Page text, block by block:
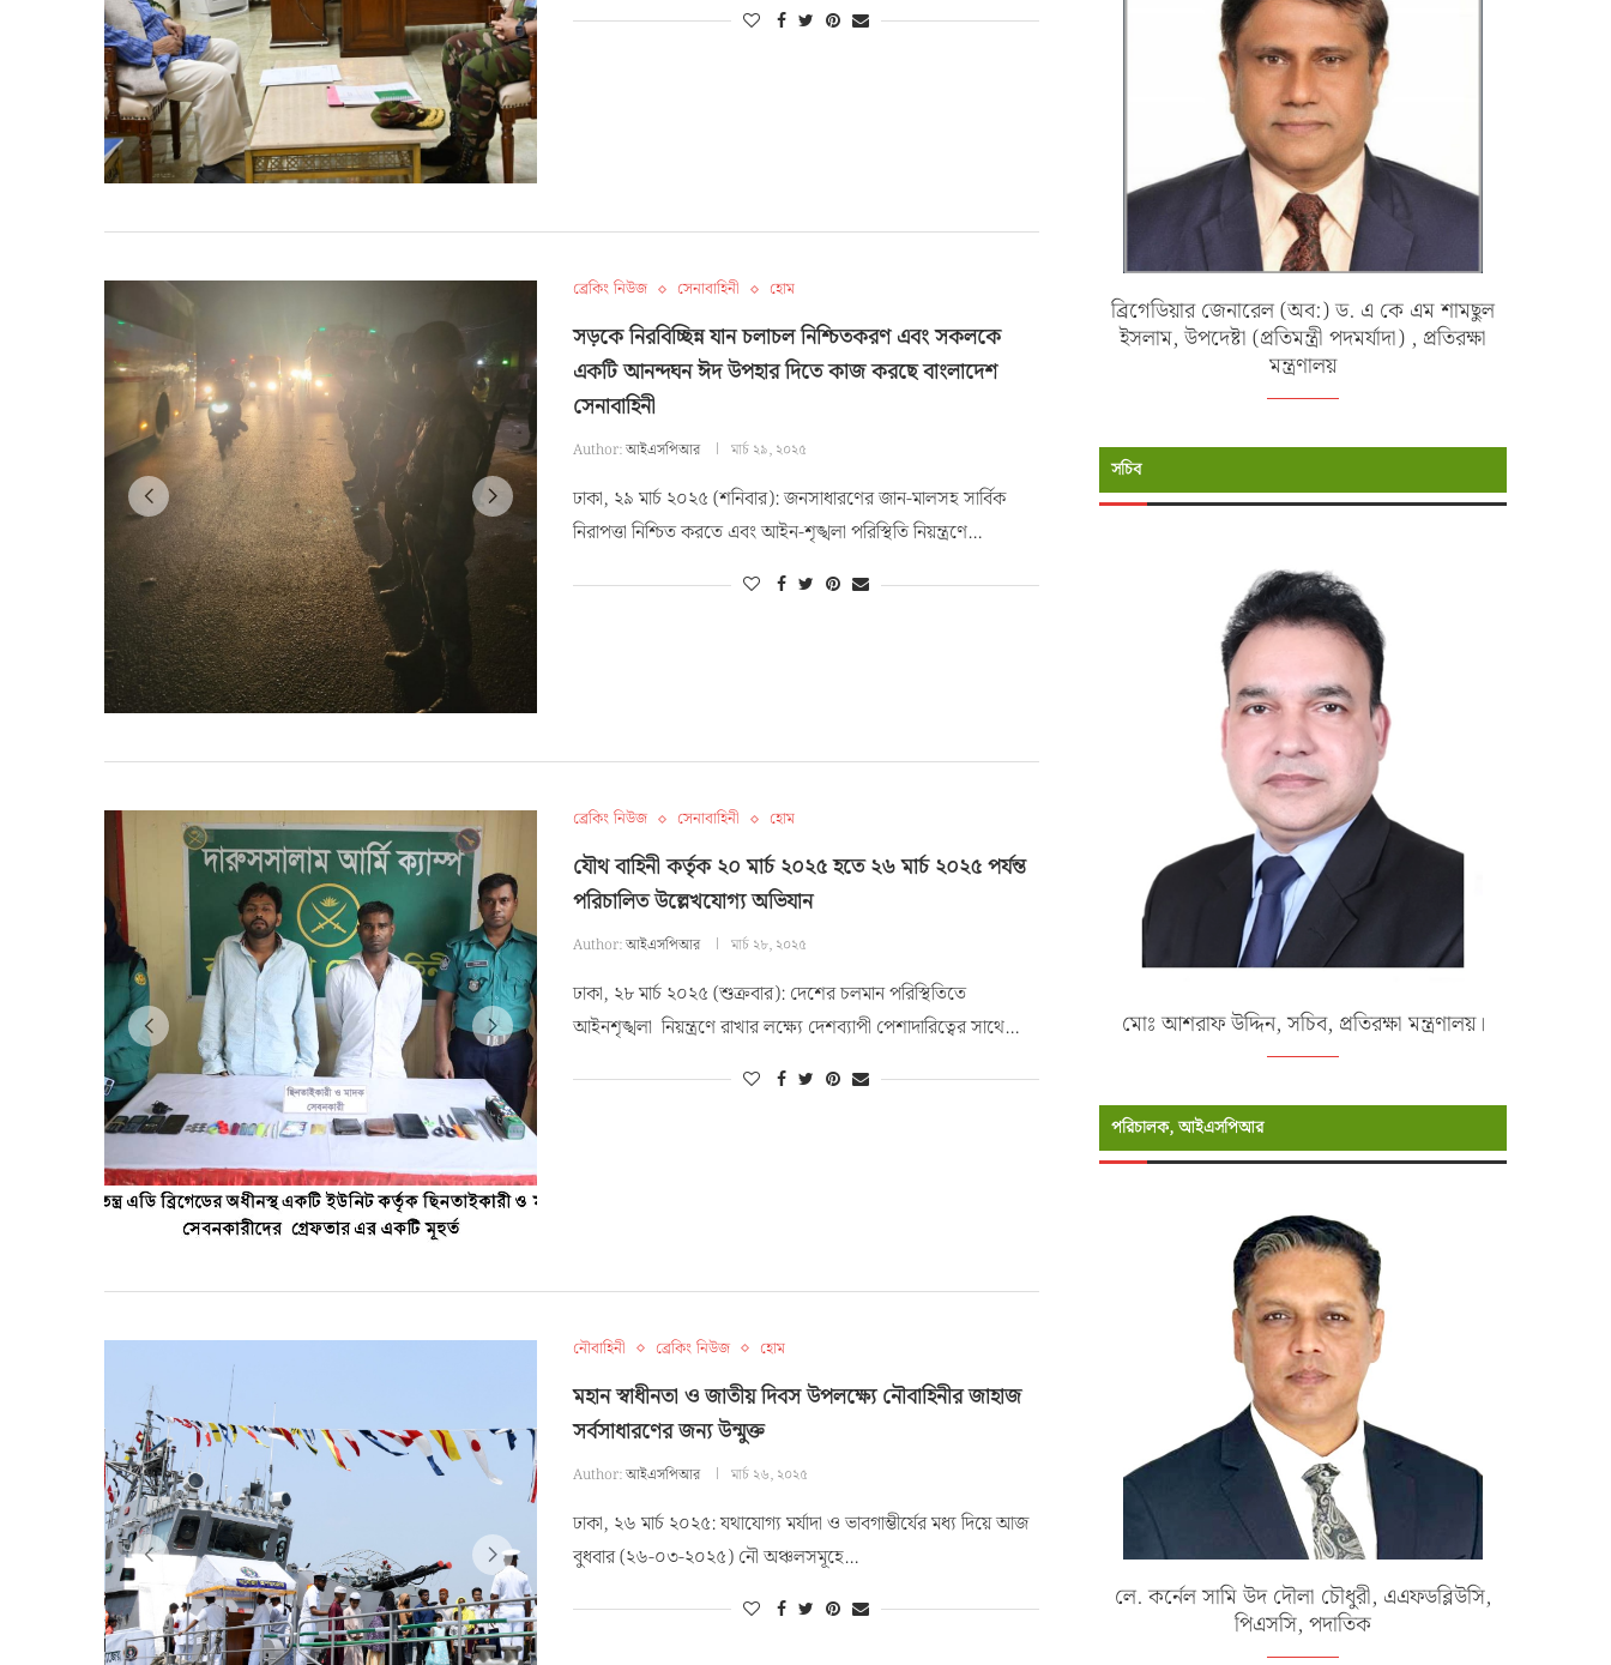
ব্রেকিং নিউজ সেনাবাহিনী হোম
সড়কে নিরবিচ্ছিন্ন যান চলাচল নিশ্চিতকরণ এবং সকলকে
একটি আনন্দঘন ঈদ উপহার দিতে কাজ করছে বাংলাদেশ
সেনাবাহিনী
Author:আইএসপিআর মার্চ ২৯, ২০২৫
ঢাকা, ২৯ মার্চ ২০২৫ (শনিবার): জনসাধারণের জান-মালসহ সার্বিক
নিরাপত্তা নিশ্চিত করতে এবং আইন-শৃঙ্খলা পরিস্থিতি নিয়ন্ত্রণে…
ব্রেকিং নিউজ সেনাবাহিনী হোম
যৌথ বাহিনী কর্তৃক ২০ মার্চ ২০২৫ হতে ২৬ মার্চ ২০২৫ পর্যন্ত
পরিচালিত উল্লেখযোগ্য অভিযান
Author:আইএসপিআর মার্চ ২৮, ২০২৫
ঢাকা, ২৮ মার্চ ২০২৫ (শুক্রবার): দেশের চলমান পরিস্থিতিতে
আইনশৃঙ্খলা নিয়ন্ত্রণে রাখার লক্ষ্যে দেশব্যাপী পেশাদারিত্বের সাথে…
নৌবাহিনী ব্রেকিং নিউজ হোম
মহান স্বাধীনতা ও জাতীয় দিবস উপলক্ষ্যে নৌবাহিনীর জাহাজ
সর্বসাধারণের জন্য উন্মুক্ত
Author:আইএসপিআর মার্চ ২৬, ২০২৫
ঢাকা, ২৬ মার্চ ২০২৫: যথাযোগ্য মর্যাদা ও ভাবগাম্ভীর্যের মধ্য দিয়ে আজ
বুধবার (২৬-০৩-২০২৫) নৌ অঞ্চলসমূহে…
ব্রিগেডিয়ার জেনারেল (অব:) ড. এ কে এম শামছুল
ইসলাম, উপদেষ্টা (প্রতিমন্ত্রী পদমর্যাদা) , প্রতিরক্ষা
মন্ত্রণালয়
সচিব
মোঃ আশরাফ উদ্দিন, সচিব, প্রতিরক্ষা মন্ত্রণালয়।
পরিচালক, আইএসপিআর
লে. কর্নেল সামি উদ দৌলা চৌধুরী, এএফডব্লিউসি,
পিএসসি, পদাতিক